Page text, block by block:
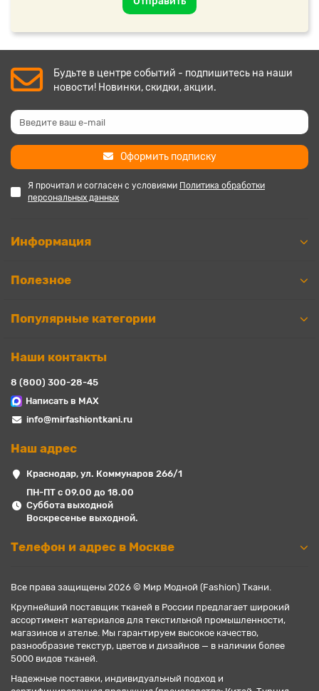
Будьте в центре событий - подпишитесь на наши
новости! Новинки, скидки, акции.
Оформить подписку
Я прочитал и согласен с условиями Политика обработки
персональных данных
Информация
Полезное
Популярные категории
Наши контакты
8 (800) 300-28-45
Написать в MAX
info@mirfashiontkani.ru
Наш адрес
Краснодар, ул. Коммунаров 266/1
ПН-ПТ с 09.00 до 18.00
Суббота выходной
Воскресенье выходной.
Телефон и адрес в Москве
Все права защищены 2026 © Мир Модной (Fashion) Ткани.
Крупнейший поставщик тканей в России предлагает широкий
ассортимент материалов для текстильной промышленности,
магазинов и ателье. Мы гарантируем высокое качество,
разнообразие текстур, цветов и дизайнов — в наличии более
5000 видов тканей.
Надежные поставки, индивидуальный подход и